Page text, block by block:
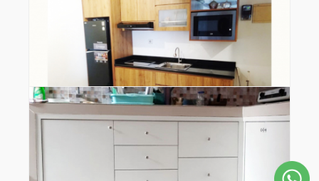
Kitchen Set Apartemen